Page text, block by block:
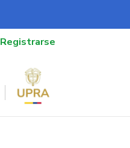
Registrarse